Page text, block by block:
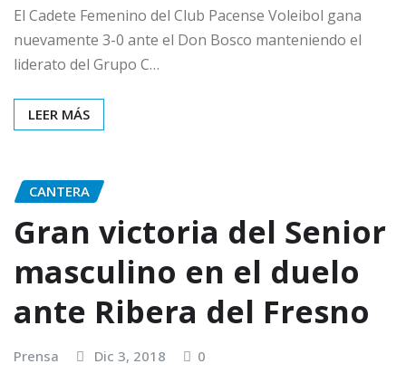
El Cadete Femenino del Club Pacense Voleibol gana
nuevamente 3-0 ante el Don Bosco manteniendo el
liderato del Grupo C…
LEER MÁS
CANTERA
Gran victoria del Senior
masculino en el duelo
ante Ribera del Fresno
Prensa Dic 3, 2018 0